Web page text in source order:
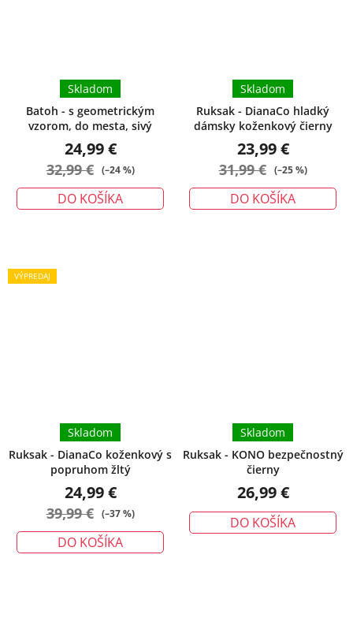
Batoh - s geometrickým
vzorom, do mesta, sivý
Skladom
24,99 €
32,99 € (–24 %)
DO KOŠÍKA
Ruksak - DianaCo hladký
dámsky koženkový čierny
Skladom
23,99 €
31,99 € (–25 %)
DO KOŠÍKA
VÝPREDAJ
Ruksak - DianaCo koženkový s
popruhom žltý
Skladom
24,99 €
39,99 € (–37 %)
DO KOŠÍKA
Ruksak - KONO bezpečnostný
čierny
Skladom
26,99 €
DO KOŠÍKA